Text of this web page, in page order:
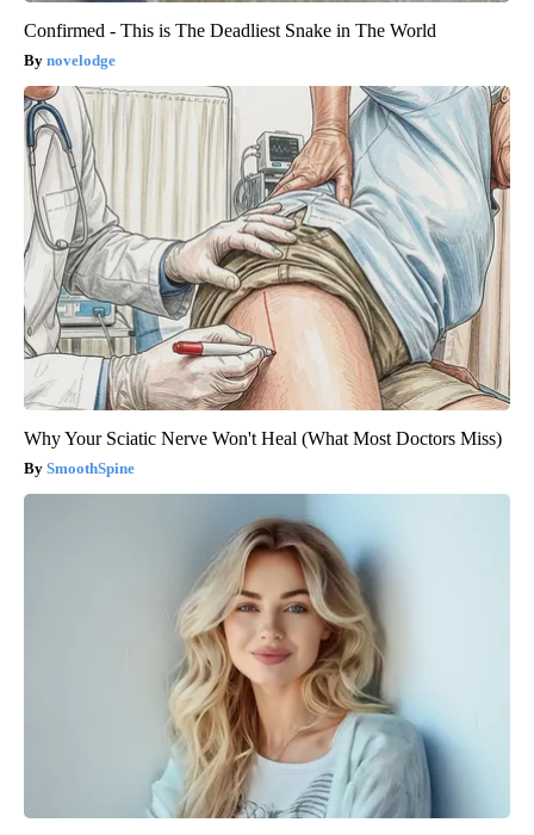
Confirmed - This is The Deadliest Snake in The World
novelodge
Why Your Sciatic Nerve Won't Heal (What Most Doctors Miss)
SmoothSpine